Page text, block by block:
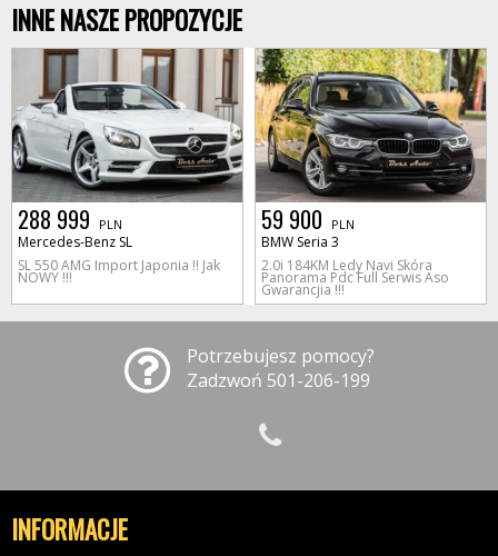
INNE NASZE PROPOZYCJE
288 999 PLN
Mercedes-Benz SL
SL 550 AMG Import Japonia !! Jak
NOWY !!!
59 900 PLN
BMW Seria 3
2.0i 184KM Ledy Navi Skóra
Panorama Pdc Full Serwis Aso
Gwarancjia !!!
Potrzebujesz pomocy?
Zadzwoń 501-206-199
INFORMACJE